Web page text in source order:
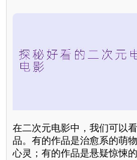
在二次元电影中，我们可以
品。有的作品是治愈系的萌
心灵；有的作品是悬疑惊悚